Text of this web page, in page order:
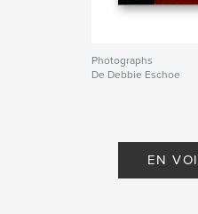
Photographs
De Debbie Eschoe
EN